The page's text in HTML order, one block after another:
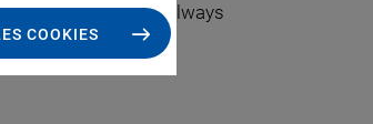
COOKIES
markets possible. Always